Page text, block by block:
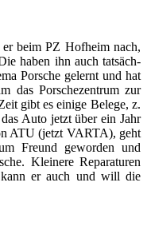
beim PZ Hof­heim nach,
haben ihn auch tat­säch­
Por­sche ge­lernt und hat
das Por­sche­zen­trum zur
gibt es ei­ni­ge Be­le­ge, z.
Auto jetzt über ein Jahr
ATU (jetzt VARTA), geht
Freund ge­wor­den und
Klei­ne­re Re­pa­ra­tu­ren
er auch und will die